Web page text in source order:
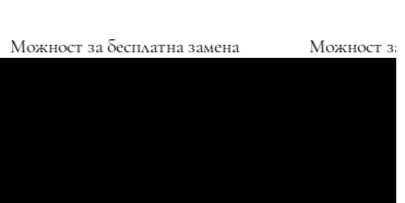
Можност за бесплатна замена